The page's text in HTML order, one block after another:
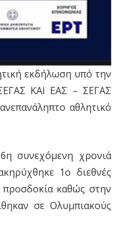
εκδήλωση υπό την
ΚΑΙ ΕΑΣ – ΣΕΓΑΣ
αθλητικό
συνεχόμενη χρονιά
1ο διεθνές
καθώς στην
σε Ολυμπιακούς